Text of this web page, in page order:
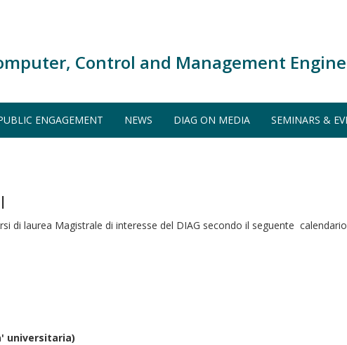
Control and Management
ENGAGEMENT NEWS DIAG ON MEDIA SEMINARS &
di laurea Magistrale di interesse del DIAG secondo il seguente calendario
universitaria)